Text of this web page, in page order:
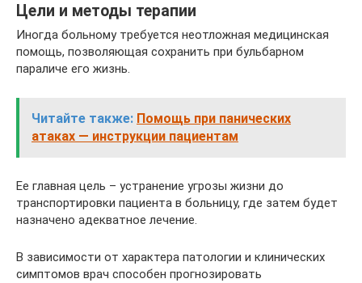
Цели и методы терапии
Иногда больному требуется неотложная медицинская
помощь, позволяющая сохранить при бульбарном
параличе его жизнь.
Читайте также: Помощь при панических
атаках — инструкции пациентам
Ее главная цель – устранение угрозы жизни до
транспортировки пациента в больницу, где затем будет
назначено адекватное лечение.
В зависимости от характера патологии и клинических
симптомов врач способен прогнозировать